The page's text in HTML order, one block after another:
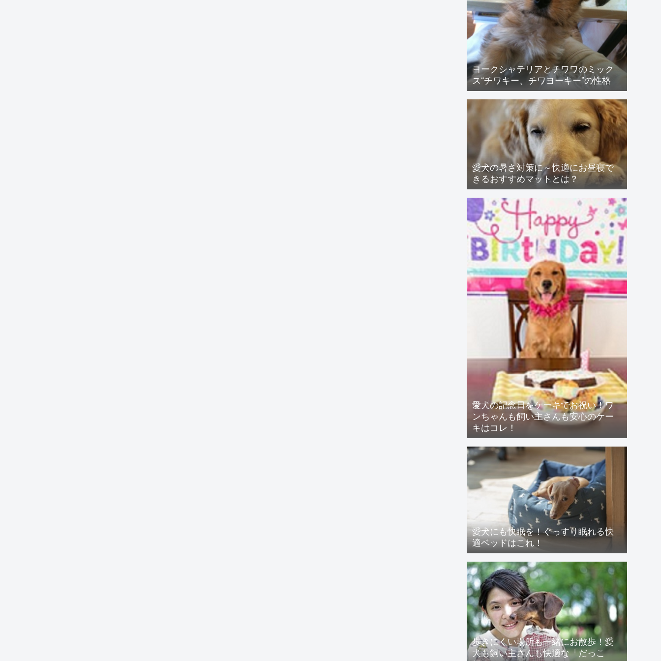
ヨークシャテリアとチワワのミック
ス“チワキー、チワヨーキー”の性格
愛犬の暑さ対策に～快適にお昼寝で
きるおすすめマットとは？
愛犬の記念日をケーキでお祝い！ワ
ンちゃんも飼い主さんも安心のケー
キはコレ！
愛犬にも快眠を！ぐっすり眠れる快
適ベッドはこれ！
歩きにくい場所も一緒にお散歩！愛
犬も飼い主さんも快適な「だっこ